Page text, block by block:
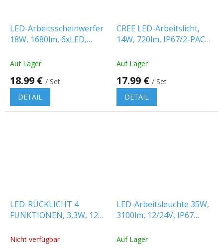
LED-Arbeitsscheinwerfer
18W, 1680lm, 6xLED,
[L0097S-B]
Auf Lager
18.99 € / Set
DETAIL
CREE LED-Arbeitslicht,
14W, 720lm, IP67/2-PACK!
Auf Lager
17.99 € / Set
DETAIL
LED-RÜCKLICHT 4
FUNKTIONEN, 3,3W, 12V,
Nicht verfügbar
LED-Arbeitsleuchte 35W,
3100lm, 12/24V, IP67
Auf Lager